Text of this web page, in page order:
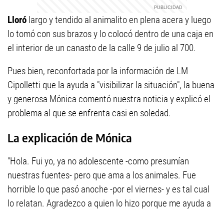
Lloró largo y tendido al animalito en plena acera y luego
lo tomó con sus brazos y lo colocó dentro de una caja en
el interior de un canasto de la calle 9 de julio al 700.
Pues bien, reconfortada por la información de LM
Cipolletti que la ayuda a "visibilizar la situación", la buena
y generosa Mónica comentó nuestra noticia y explicó el
problema al que se enfrenta casi en soledad.
La explicación de Mónica
"Hola. Fui yo, ya no adolescente -como presumían
nuestras fuentes- pero que ama a los animales. Fue
horrible lo que pasó anoche -por el viernes- y es tal cual
lo relatan. Agradezco a quien lo hizo porque me ayuda a